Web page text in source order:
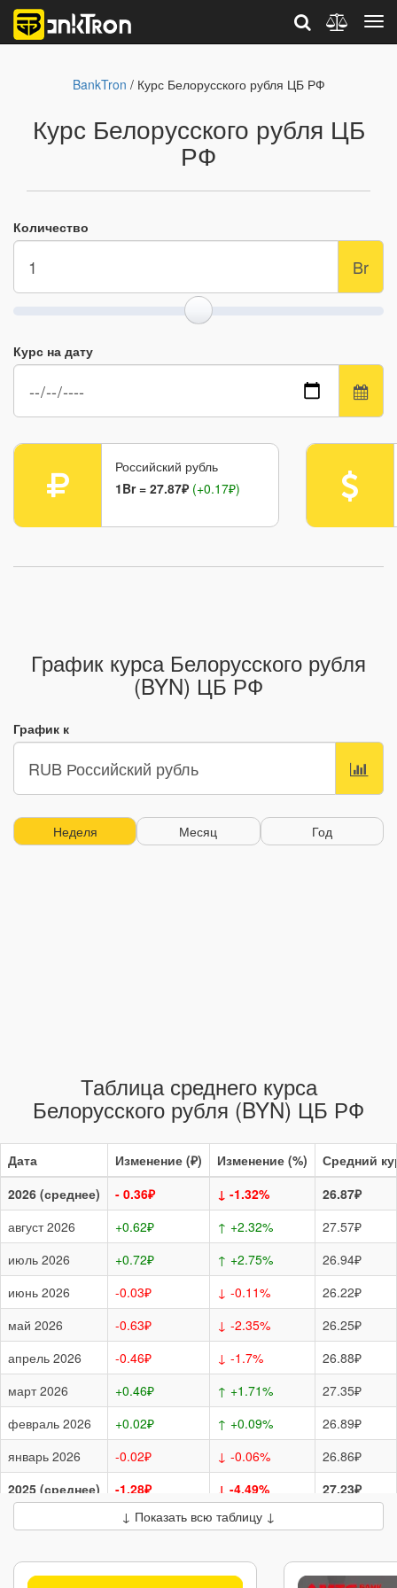
BankTron / Курс Белорусского рубля ЦБ РФ
Курс Белорусского рубля ЦБ
РФ
Количество
Br
Курс на дату
Российский рубль
1Br = 27.87₽(+0.17₽)
График курса Белорусского рубля
(BYN) ЦБ РФ
График к
Неделя Месяц Год
Таблица среднего курса
Белорусского рубля (BYN) ЦБ РФ
Дата Изменение (₽) Изменение (%)
Средний
2026 (среднее)
- 0.36₽ ↓ -1.32%
26.87₽
август 2026
+0.62₽ ↑ +2.32%
27.57₽
июль 2026
+0.72₽ ↑ +2.75%
26.94₽
июнь 2026
-0.03₽ ↓ -0.11%
26.22₽
май 2026
-0.63₽ ↓ -2.35%
26.25₽
апрель 2026
-0.46₽ ↓ -1.7%
26.88₽
март 2026
+0.46₽ ↑ +1.71%
27.35₽
февраль 2026
+0.02₽ ↑ +0.09%
26.89₽
январь 2026
-0.02₽ ↓ -0.06%
26.86₽
2025 (среднее)
-1.28₽ ↓ -4.49%
27.23₽
-0.28₽ ↓ -1.04%
↓ Показать всю таблицу ↓